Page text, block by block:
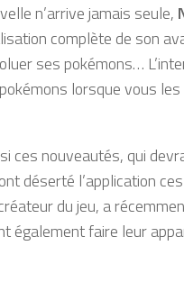
n’arrive jamais seule,
complète de son
ses pokémons…
lorsque vous
ces nouveautés, qui
déserté l’application
du jeu, a
également faire leur